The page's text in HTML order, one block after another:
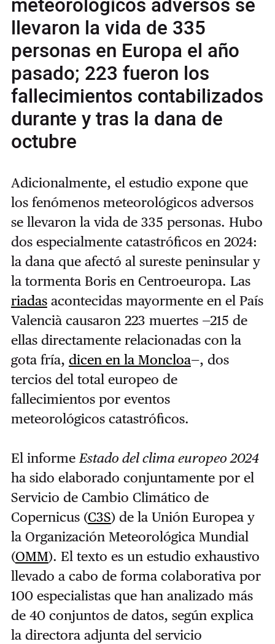
llevaron la vida de 335
personas en Europa el año
pasado; 223 fueron los
fallecimientos contabilizados
durante y tras la dana de
octubre
Adicionalmente, el estudio expone que
los fenómenos meteorológicos adversos
se llevaron la vida de 335 personas. Hubo
dos especialmente catastróficos en 2024:
la dana que afectó al sureste peninsular y
la tormenta Boris en Centroeuropa. Las
riadasacontecidas mayormente en el País
Valencià causaron 223 muertes —215 de
ellas directamente relacionadas con la
gota fría, dicen en la Moncloa—, dos
tercios del total europeo de
fallecimientos por eventos
meteorológicos catastróficos.
El informeEstado del clima europeo 2024
ha sido elaborado conjuntamente por el
Servicio de Cambio Climático de
Copernicus (C3S) de la Unión Europea y
la Organización Meteorológica Mundial
(OMM). El texto es un estudio exhaustivo
llevado a cabo de forma colaborativa por
100 especialistas que han analizado más
de 40 conjuntos de datos, según explica
la directora adjunta del servicio